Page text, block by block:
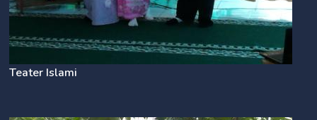
Teater Islami